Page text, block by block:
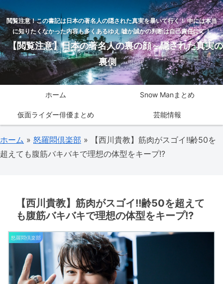
閲覧注意！この書記は日本の著名人の隠された真実を暴いて行く！ 中には本当
に知りたくなかった内容も多くあるゆえ 嘘か誠かの判断は自己責任にて！
【閲覧注意】日本の著名人の裏の顔～隠された真実の
裏側
ホーム Snow Manまとめ
仮面ライダー俳優まとめ 芸能情報
ホーム » 怒羅悶倶楽部 » 【西川貴教】筋肉がスゴイ!!齢50を
超えても腹筋バキバキで理想の体型をキープ!?
【西川貴教】筋肉がスゴイ!!齢50を超えて
も腹筋バキバキで理想の体型をキープ!?
怒羅悶倶楽部